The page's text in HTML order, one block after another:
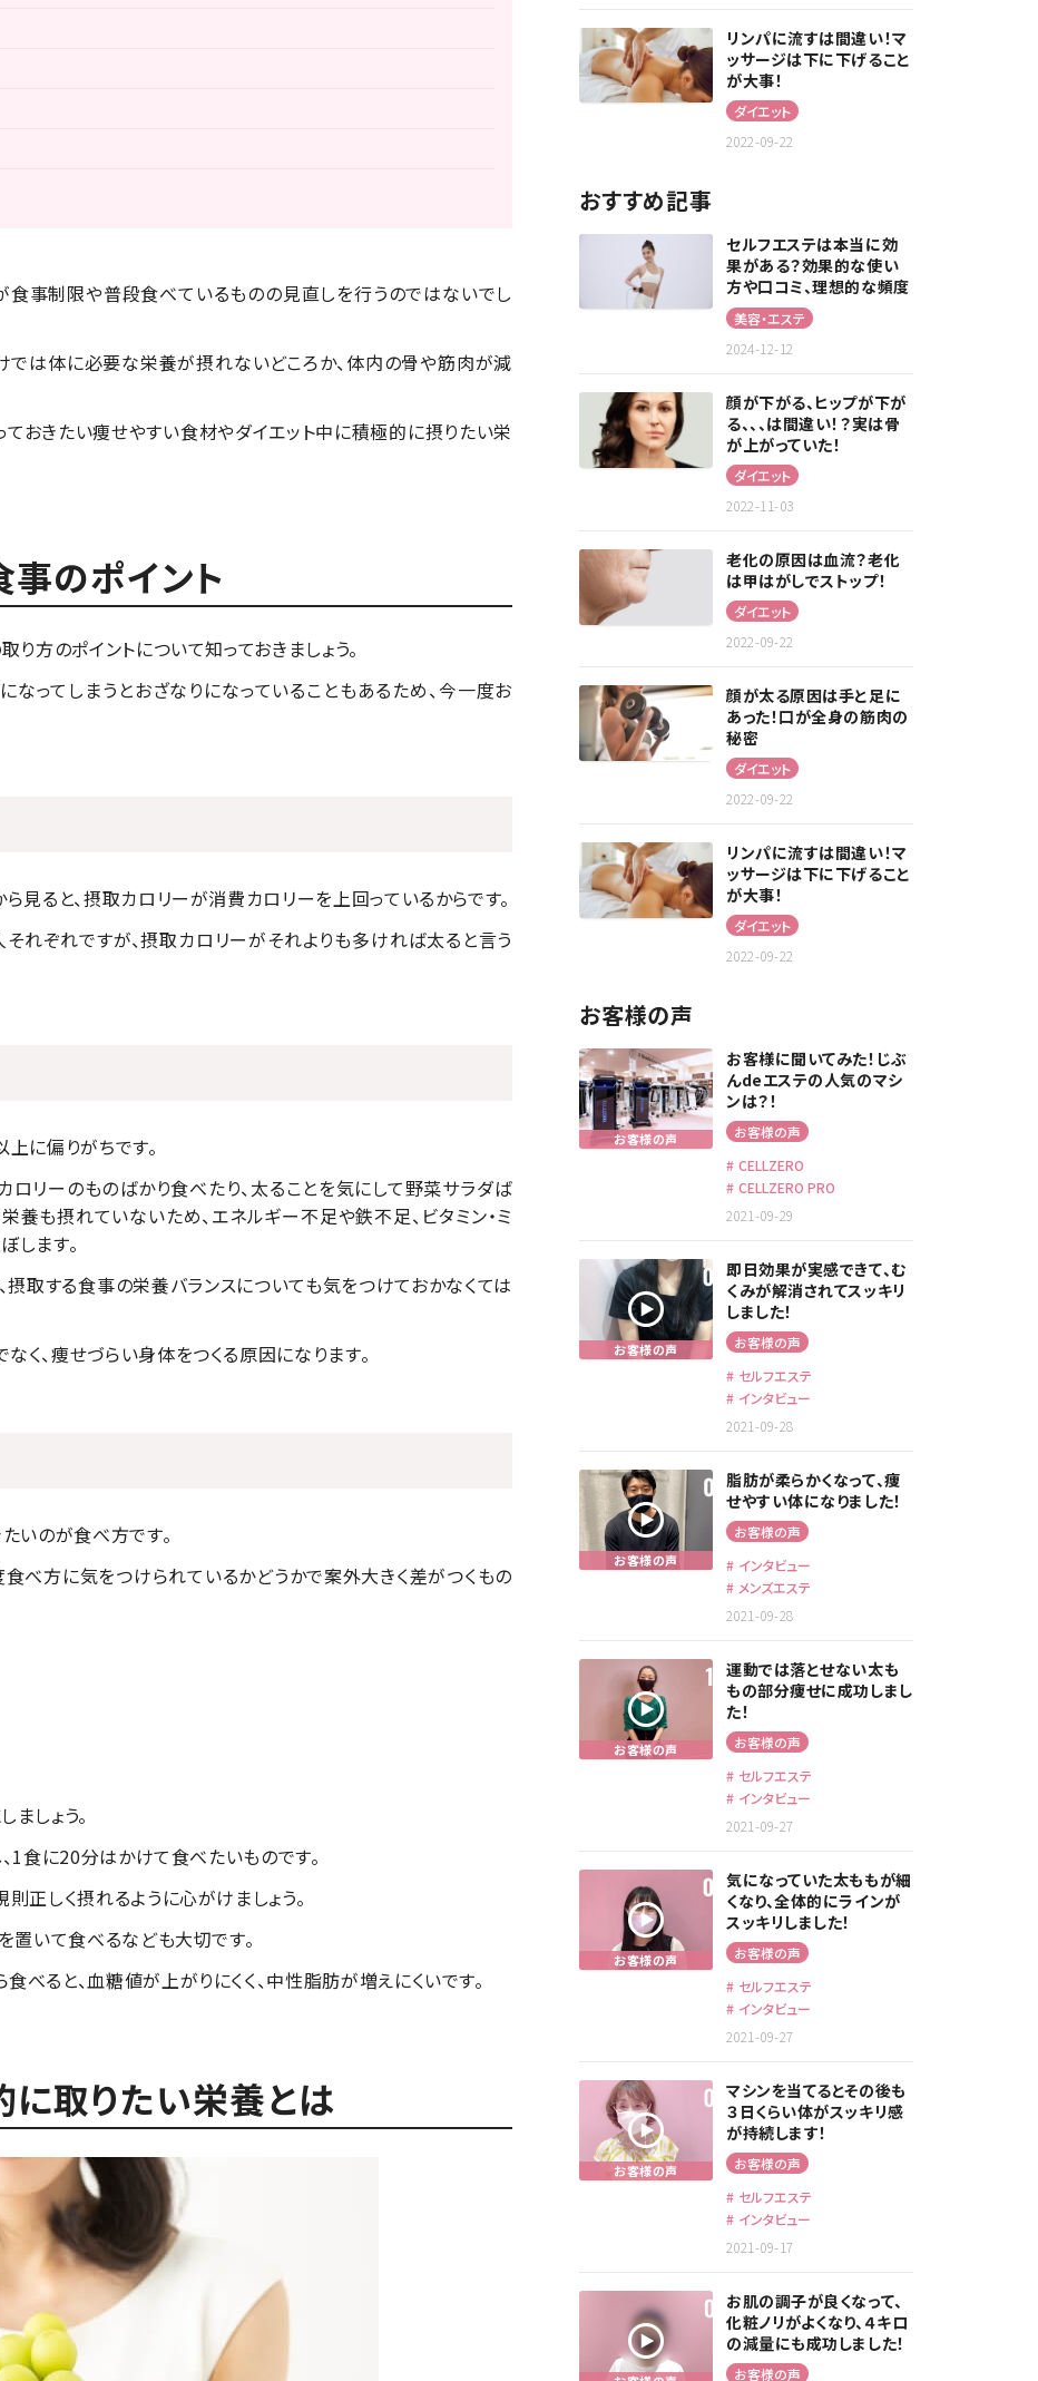
食事制限や普段食べているものの見直しを行うのではないでし
では体に必要な栄養が摂れないどころか、体内の骨や筋肉が減
おきたい痩せやすい食材やダイエット中に積極的に摂りたい栄
のポイント
方のポイントについて知っておきましょう。
ってしまうとおざなりになっていることもあるため、今一度お
見ると、摂取カロリーが消費カロリーを上回っているからです。
れぞれですが、摂取カロリーがそれよりも多ければ太ると言う
に偏りがちです。
リーのものばかり食べたり、太ることを気にして野菜サラダば
も摂れていないため、エネルギー不足や鉄不足、ビタミン・ミ
します。
取する食事の栄養バランスについても気をつけておかなくては
、痩せづらい身体をつくる原因になります。
いのが食べ方です。
べ方に気をつけられているかどうかで案外大きく差がつくもの
しょう。
1食に20分はかけて食べたいものです。
正しく摂れるように心がけましょう。
置いて食べるなども大切です。
ると、血糖値が上がりにくく、中性脂肪が増えにくいです。
に取りたい栄養とは
リンパに流すは間違い！マ
ッサージは下に下げること
が大事！
ダイエット
2022-09-22
おすすめ記事
セルフエステは本当に効
果がある？効果的な使い
方や口コミ、理想的な頻度
を解説！
美容・エステ
2024-12-12
顔が下がる、ヒップが下が
る、、、は間違い！？実は骨
が上がっていた！
ダイエット
2022-11-03
老化の原因は血流？老化
は甲はがしでストップ！
ダイエット
2022-09-22
顔が太る原因は手と足に
あった！口が全身の筋肉の
秘密
ダイエット
2022-09-22
リンパに流すは間違い！マ
ッサージは下に下げること
が大事！
ダイエット
2022-09-22
お客様の声
お客様に聞いてみた！じぶ
んdeエステの人気のマシ
ンは？！
お客様の声
CELLZERO
CELLZERO PRO
2021-09-29
即日効果が実感できて、む
くみが解消されてスッキリ
しました！
お客様の声
セルフエステ
インタビュー
2021-09-28
脂肪が柔らかくなって、痩
せやすい体になりました！
お客様の声
インタビュー
メンズエステ
2021-09-28
運動では落とせない太も
もの部分痩せに成功しまし
た！
お客様の声
セルフエステ
インタビュー
2021-09-27
気になっていた太ももが細
くなり、全体的にラインが
スッキリしました！
お客様の声
セルフエステ
インタビュー
2021-09-27
マシンを当てるとその後も
３日くらい体がスッキリ感
が持続します！
お客様の声
セルフエステ
インタビュー
2021-09-17
お肌の調子が良くなって、
化粧ノリがよくなり、４キロ
の減量にも成功しました！
お客様の声